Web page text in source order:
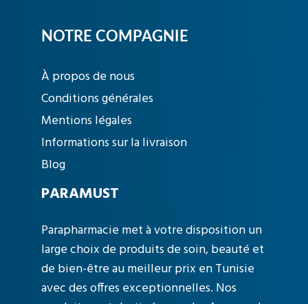
NOTRE COMPAGNIE
À propos de nous
Conditions générales
Mentions légales
Informations sur la livraison
Blog
PARAMUST
Parapharmacie met à votre disposition un
large choix de produits de soin, beauté et
de bien-être au meilleur prix en Tunisie
avec des offres exceptionnelles. Nos